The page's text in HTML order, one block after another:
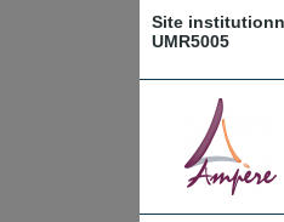
Site
UMR5005